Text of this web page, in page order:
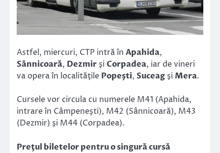
Astfel, miercuri, CTP intră în Apahida,
Sânnicoară, Dezmir şi Corpadea, iar de vineri
va opera în localităţile Popeşti, Suceag şi Mera.
Cursele vor circula cu numerele M41 (Apahida,
intrare în Câmpeneşti), M42 (Sânnicoară), M43
(Dezmir) şi M44 (Corpadea).
Preţul biletelor pentru o singură cursă